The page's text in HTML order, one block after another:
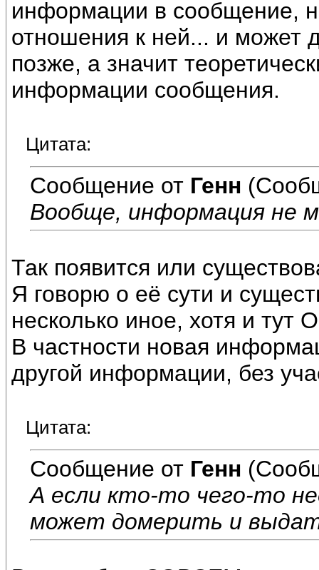
информации в сообщение,
отношения к ней... и может
позже, а значит
информации сообщения.
Цитата:
Сообщение от Генн
Вообще, информация не
Так появится или
Я говорю о её сути и
несколько иное, хотя и тут
В частности новая
другой информации, без
Цитата:
Сообщение от Генн
А если кто-то чего-то
может домерить и